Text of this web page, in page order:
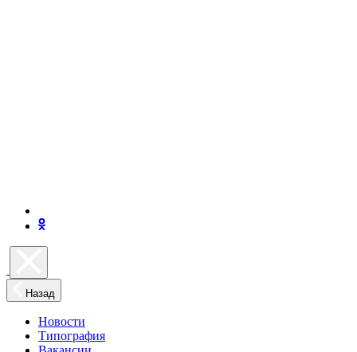
Назад
Новости
Типография